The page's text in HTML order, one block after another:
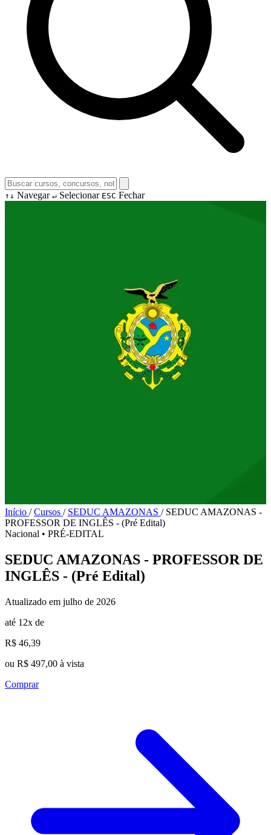
↑↓ Navegar ↵ Selecionar ESC Fechar
Início / Cursos / SEDUC AMAZONAS / SEDUC AMAZONAS -
PROFESSOR DE INGLÊS - (Pré Edital)
Nacional • PRÉ-EDITAL
SEDUC AMAZONAS - PROFESSOR DE
INGLÊS - (Pré Edital)
Atualizado em julho de 2026
até 12x de
R$ 46,39
ou R$ 497,00 à vista
Comprar